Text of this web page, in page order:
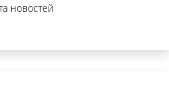
новостей